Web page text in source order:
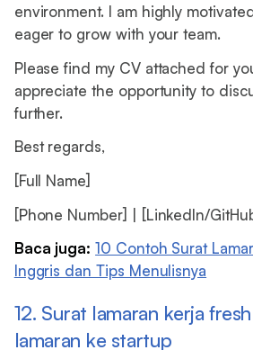
environment. I am highly
eager to grow with your team.
Please find my CV attached for
appreciate the opportunity to
further.
Best regards,
[Full Name]
[Phone Number] | [LinkedIn/
Baca juga:10 Contoh Surat
Inggris dan Tips Menulisnya
12. Surat lamaran kerja
lamaran ke startup